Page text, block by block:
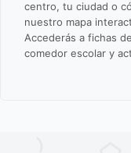
centro, tu ciudad o
nuestro mapa
Accederás a fichas
comedor escolar y